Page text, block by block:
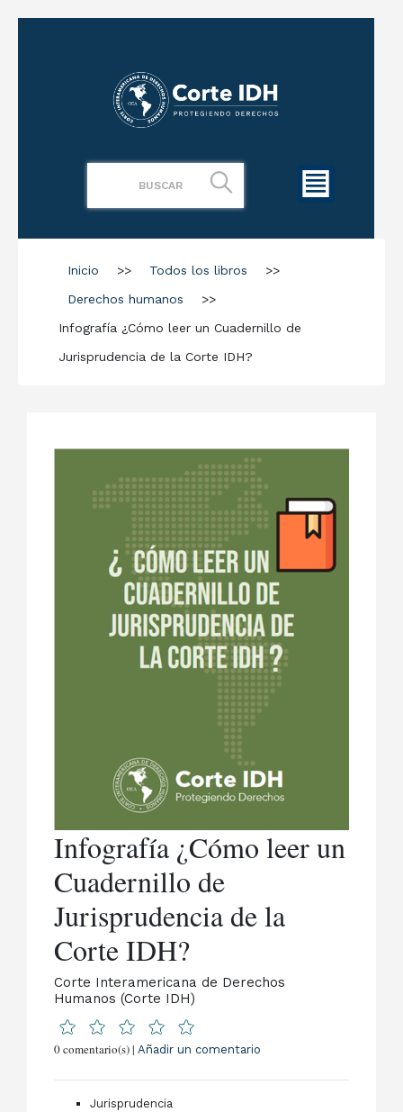
Inicio >> Todos los libros
>>
Derechos humanos
>>
Infografía ¿Cómo leer un Cuadernillo de
Jurisprudencia de la Corte IDH?
Infografía ¿Cómo leer un
Cuadernillo de
Jurisprudencia de la
Corte IDH?
Corte Interamericana de Derechos
Humanos (Corte IDH)
0 comentario(s) |Añadir un comentario
Jurisprudencia